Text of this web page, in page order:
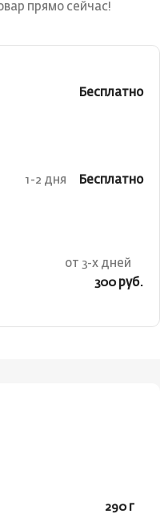
прямо сейчас!
Бесплатно
1-2 дня Бесплатно
от 3-х дней
300 руб.
290 г